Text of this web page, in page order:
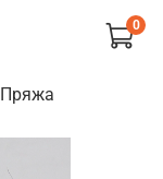
0
Пряжа